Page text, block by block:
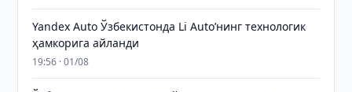
Yandex Auto Ўзбекистонда Li Auto’нинг технологик
ҳамкорига айланди
19:56 · 01/08